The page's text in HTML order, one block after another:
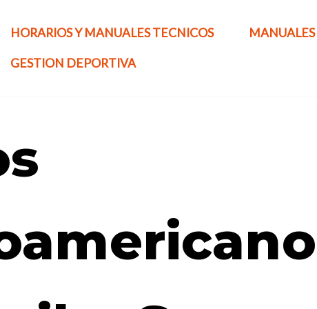
HORARIOS Y MANUALES TECNICOS MANUALES
GESTION DEPORTIVA